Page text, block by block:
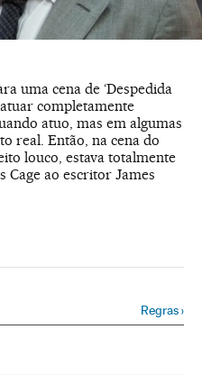
uma cena de ‘Despedida
atuar completamente
atuo, mas em algumas
real. Então, na cena do
louco, estava totalmente
Cage ao escritor James
Regras›